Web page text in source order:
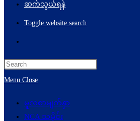
ဆက်သွယ်ရန်
Toggle website search
Menu Close
မူလစာမျက်နှာ
NCA သမိုင်း